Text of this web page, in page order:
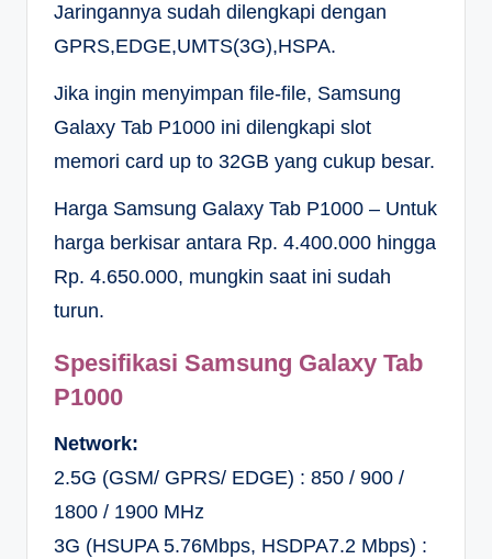
Jaringannya sudah dilengkapi dengan
GPRS,EDGE,UMTS(3G),HSPA.
Jika ingin menyimpan file-file, Samsung
Galaxy Tab P1000 ini dilengkapi slot
memori card up to 32GB yang cukup besar.
Harga Samsung Galaxy Tab P1000 – Untuk
harga berkisar antara Rp. 4.400.000 hingga
Rp. 4.650.000, mungkin saat ini sudah
turun.
Spesifikasi Samsung Galaxy Tab
P1000
Network:
2.5G (GSM/ GPRS/ EDGE) : 850 / 900 /
1800 / 1900 MHz
3G (HSUPA 5.76Mbps, HSDPA7.2 Mbps) :